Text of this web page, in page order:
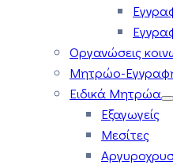
Οργανώσεις
Μητρώο-
Ειδικά Μητρώα
Εξαγωγείς
Μεσίτες